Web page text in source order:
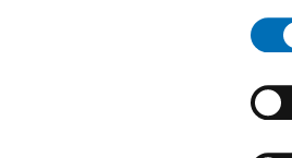
om fri rörlighet